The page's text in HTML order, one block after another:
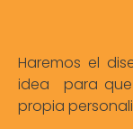
Haremos el
idea para
propia